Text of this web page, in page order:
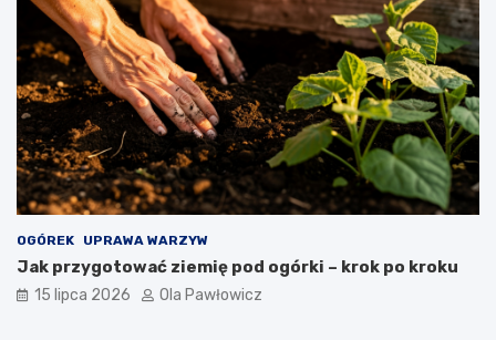
OGÓREK UPRAWA WARZYW
Jak przygotować ziemię pod ogórki – krok po kroku
15 lipca 2026 Ola Pawłowicz